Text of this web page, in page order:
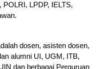
LPDP, IELTS,
dosen, asisten dosen,
alumni UI, UGM, ITB,
dan berbagai Perguruan